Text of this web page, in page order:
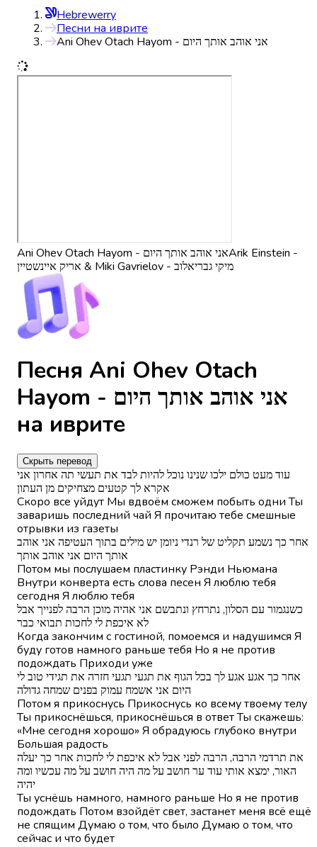
Hebrewerry
Песни на иврите
Ani Ohev Otach Hayom - אני אוהב אותך היום
Ani Ohev Otach Hayom - אני אוהב אותך היוםArik Einstein -
אריק איינשטיין & Miki Gavrielov - מיקי גבריאלוב
Песня Ani Ohev Otach
Hayom - אני אוהב אותך היום
на иврите
Скрыть перевод
עוד מעט כולם ילכו שנינו נוכל להיות לבד את תעשי תה אחרון אני
אקרא לך קטעים מצחיקים מן העתון
Скоро все уйдут Мы вдвоём сможем побыть одни Ты
заваришь последний чай Я прочитаю тебе смешные
отрывки из газеты
אחר כך נשמע תקליט של רנדי ניומן יש מילים בתוך העטיפה אני אוהב
אותך היום אני אוהב אותך
Потом мы послушаем пластинку Рэнди Ньюмана
Внутри конверта есть слова песен Я люблю тебя
сегодня Я люблю тебя
כשנגמור עם הסלון, נתרחץ ונתבשם אני אהיה מוכן הרבה לפנייך אבל
לא איכפת לי לחכות תבואי כבר
Когда закончим с гостиной, помоемся и надушимся Я
буду готов намного раньше тебя Но я не против
подождать Приходи уже
אחר כך אגע אגע לך בכל הגוף את תגעי תגעי חזרה את תגידי טוב לי
היום אני אשמח עמוק בפנים שמחה גדולה
Потом я прикоснусь Прикоснусь ко всему твоему телу
Ты прикоснёшься, прикоснёшься в ответ Ты скажешь:
«Мне сегодня хорошо» Я обрадуюсь глубоко внутри
Большая радость
את תרדמי הרבה, הרבה לפני אבל לא איכפת לי לחכות אחר כך יעלה
האור, ימצא אותי עוד ער חושב על מה היה חושב על מה עכשיו ומה
יהיה
Ты уснёшь намного, намного раньше Но я не против
подождать Потом взойдёт свет, застанет меня всё ещё
не спящим Думаю о том, что было Думаю о том, что
сейчас и что будет